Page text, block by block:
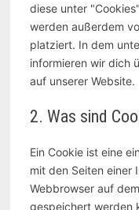
diese unter
werden außerdem
platziert. In dem
informieren wir dich
auf unserer Website.
2. Was sind
Ein Cookie ist eine
mit den Seiten einer
Webbrowser auf
gespeichert werden